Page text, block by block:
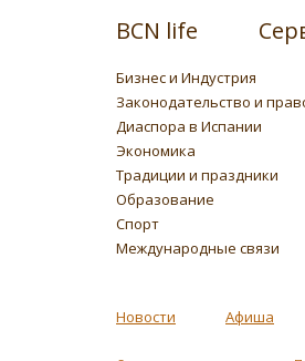
BCN life
Бизнес и Индустрия
Законодательство и
Диаспора в Испании
Экономика
Традиции и праздники
Образование
Спорт
Международные связи
Новости Афиша